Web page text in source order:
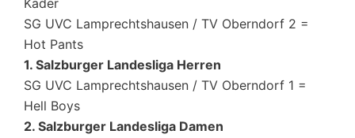
Kader
SG UVC Lamprechtshausen / TV Oberndorf 2 =
Hot Pants
1. Salzburger Landesliga Herren
SG UVC Lamprechtshausen / TV Oberndorf 1 =
Hell Boys
2. Salzburger Landesliga Damen